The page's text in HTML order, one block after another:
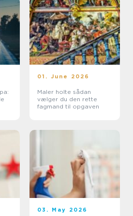
01. June 2026
Maler holte sådan
vælger du den rette
fagmand til opgaven
03. May 2026